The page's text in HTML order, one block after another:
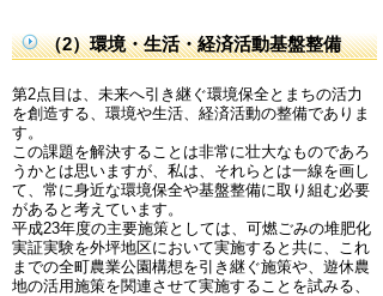
（2）環境・生活・経済活動基盤整備
第2点目は、未来へ引き継ぐ環境保全とまちの活力
を創造する、環境や生活、経済活動の整備でありま
す。
この課題を解決することは非常に壮大なものであろ
うかとは思いますが、私は、それらとは一線を画し
て、常に身近な環境保全や基盤整備に取り組む必要
があると考えています。
平成23年度の主要施策としては、可燃ごみの堆肥化
実証実験を外坪地区において実施すると共に、これ
までの全町農業公園構想を引き継ぐ施策や、遊休農
地の活用施策を関連させて実施することを試みる、